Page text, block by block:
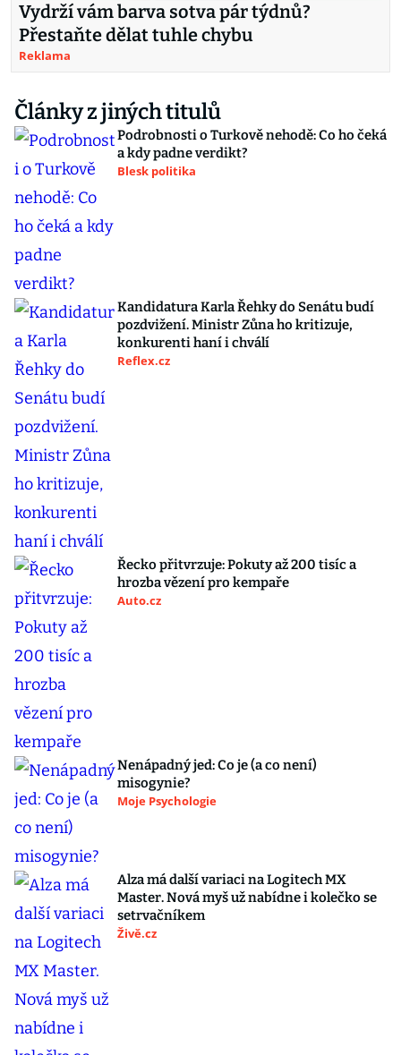
Vydrží vám barva sotva pár týdnů?
Přestaňte dělat tuhle chybu
Reklama
Články z jiných titulů
Podrobnosti o Turkově nehodě: Co ho čeká
a kdy padne verdikt?
Blesk politika
Kandidatura Karla Řehky do Senátu budí
pozdvižení. Ministr Zůna ho kritizuje,
konkurenti haní i chválí
Reflex.cz
Řecko přitvrzuje: Pokuty až 200 tisíc a
hrozba vězení pro kempaře
Auto.cz
Nenápadný jed: Co je (a co není)
misogynie?
Moje Psychologie
Alza má další variaci na Logitech MX
Master. Nová myš už nabídne i kolečko se
setrvačníkem
Živě.cz